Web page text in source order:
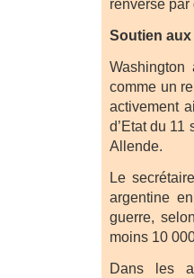
renversé
Soutien
Washington
comme un
activement
d’Etat du
Allende.
Le
argentine
guerre,
moins 10
Dans les